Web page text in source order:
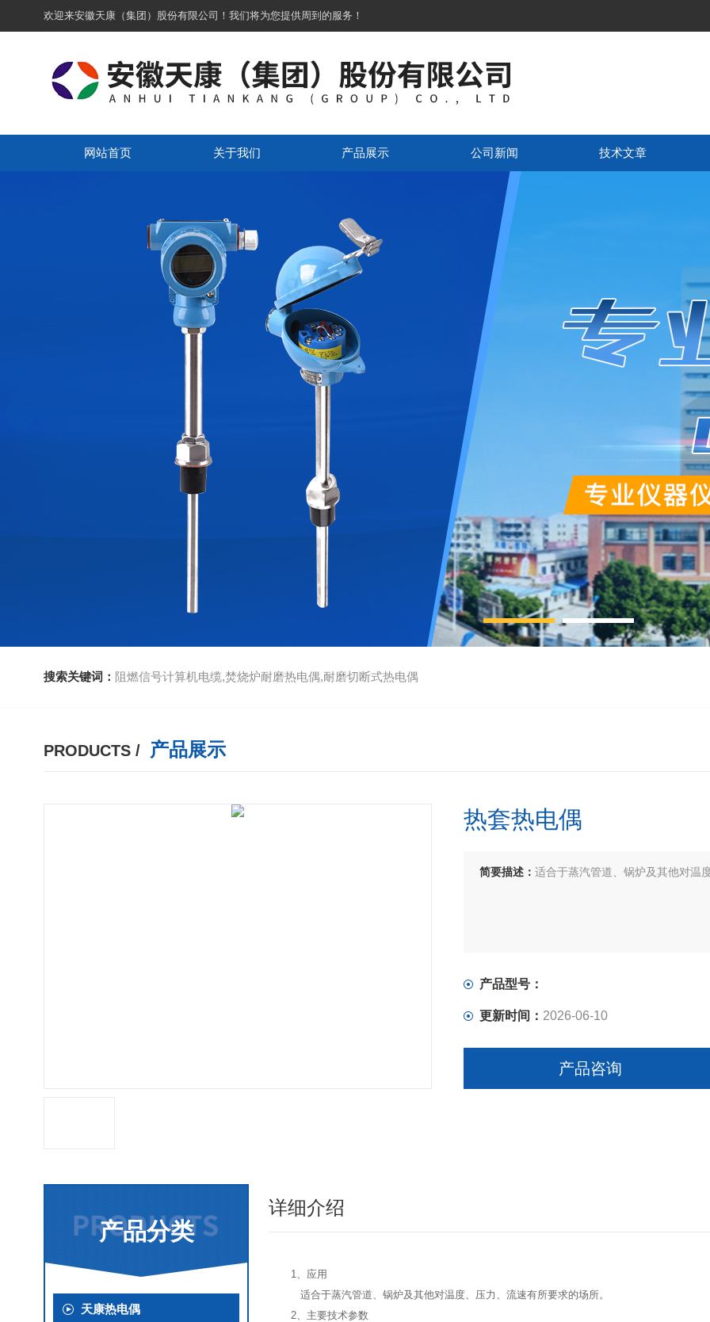
欢迎来安徽天康（集团）股份有限公司！我们将为您提供周到的服务！
网站首页 关于我们 产品展示 公司新闻 技术文章
搜索关键词： 阻燃信号计算机电缆,焚烧炉耐磨热电偶,耐磨切断式热电偶
PRODUCTS / 产品展示
热套热电偶
简要描述： 适合于蒸汽管道、锅炉及其他对温
产品型号：
更新时间： 2026-06-10
产品咨询
产品分类
天康热电偶
详细介绍
1、应用
适合于蒸汽管道、锅炉及其他对温度、压力、流速有所要求的场所。
2、主要技术参数